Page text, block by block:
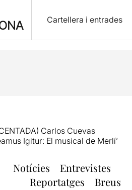
Cartellera i entrades
Carlos Cuevas
Igitur: El musical de Merlí’
Notícies
Entrevistes
Reportatges
Breus